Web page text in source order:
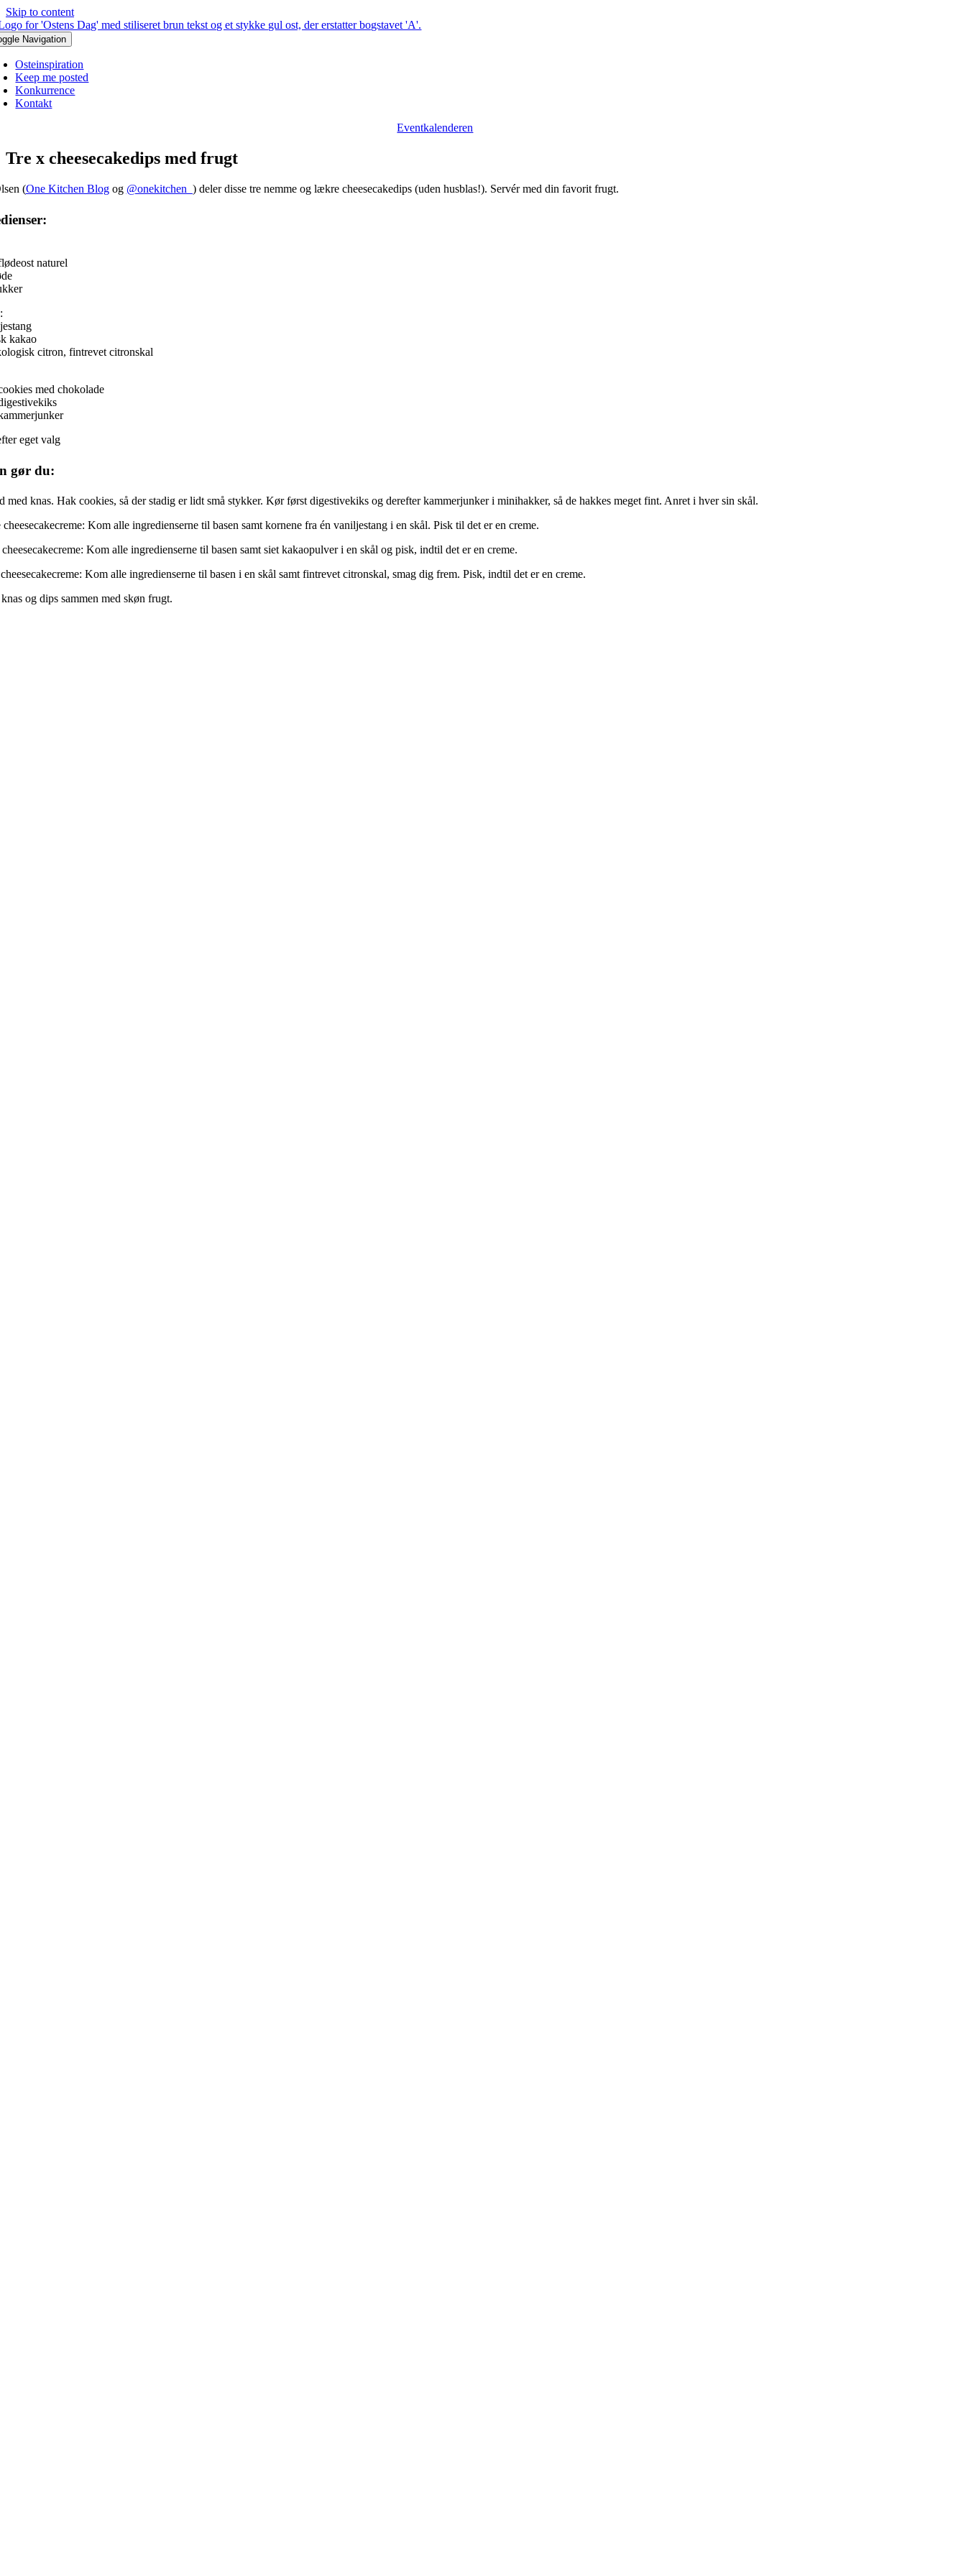
Skip to content
Navigation
Osteinspiration
Keep me posted
Konkurrence
Kontakt
Eventkalenderen
Tre x cheesecakedips med frugt
(One Kitchen Blogog @onekitchen_ ) deler disse tre nemme og lækre cheesecakedips (uden husblas!). Servér med din favorit frugt.
naturel
kakao
citron, fintrevet citronskal
med chokolade
eget valg
gør du:
med knas. Hak cookies, så der stadig er lidt små stykker. Kør først digestivekiks og derefter kammerjunker i minihakker, så de hakkes meget fint. Anret i hver sin skål.
Kom alle ingredienserne til basen samt kornene fra én vaniljestang i en skål. Pisk til det er en creme.
Kom alle ingredienserne til basen samt siet kakaopulver i en skål og pisk, indtil det er en creme.
Kom alle ingredienserne til basen i en skål samt fintrevet citronskal, smag dig frem. Pisk, indtil det er en creme.
og dips sammen med skøn frugt.